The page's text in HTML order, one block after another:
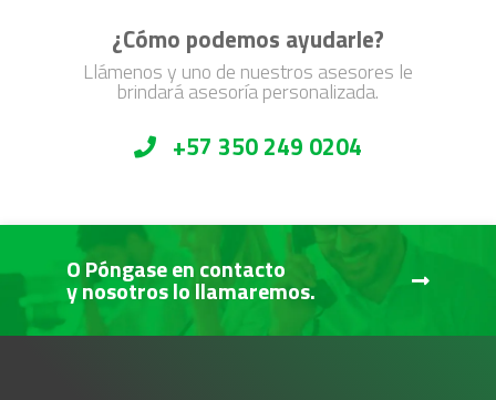
¿Cómo podemos ayudarle?
Llámenos y uno de nuestros asesores le
brindará asesoría personalizada.
+57 350 249 0204
O Póngase en contacto
y nosotros lo llamaremos.